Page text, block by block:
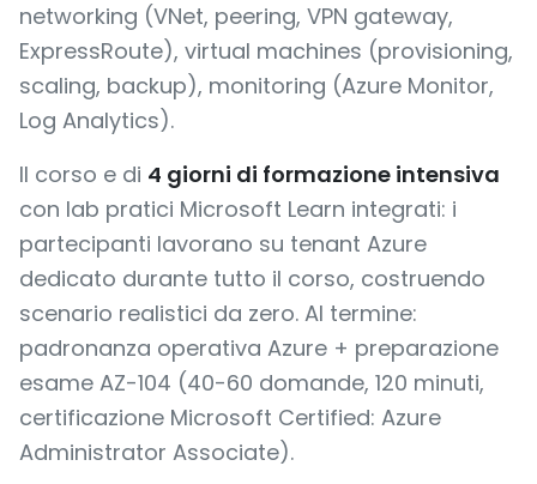
networking (VNet, peering, VPN gateway,
ExpressRoute), virtual machines (provisioning,
scaling, backup), monitoring (Azure Monitor,
Log Analytics).
Il corso e di 4 giorni di formazione intensiva
con lab pratici Microsoft Learn integrati: i
partecipanti lavorano su tenant Azure
dedicato durante tutto il corso, costruendo
scenario realistici da zero. Al termine:
padronanza operativa Azure + preparazione
esame AZ-104 (40-60 domande, 120 minuti,
certificazione Microsoft Certified: Azure
Administrator Associate).